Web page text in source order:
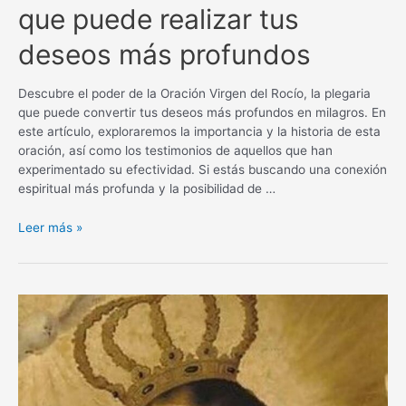
que puede realizar tus
deseos más profundos
Descubre el poder de la Oración Virgen del Rocío, la plegaria
que puede convertir tus deseos más profundos en milagros. En
este artículo, exploraremos la importancia y la historia de esta
oración, así como los testimonios de aquellos que han
experimentado su efectividad. Si estás buscando una conexión
espiritual más profunda y la posibilidad de …
Oración
del
para
un
milagro:
La
plegaria
Leer más »